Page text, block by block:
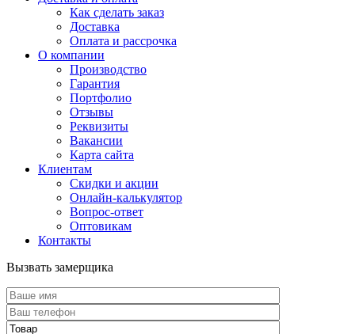
Как сделать заказ
Доставка
Оплата и рассрочка
О компании
Производство
Гарантия
Портфолио
Отзывы
Реквизиты
Вакансии
Карта сайта
Клиентам
Скидки и акции
Онлайн-калькулятор
Вопрос-ответ
Оптовикам
Контакты
Вызвать замерщика